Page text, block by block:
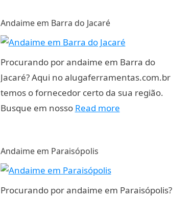
Andaime em Barra do Jacaré
Procurando por andaime em Barra do
Jacaré? Aqui no alugaferramentas.com.br
temos o fornecedor certo da sua região.
Busque em nosso Read more
Andaime em Paraisópolis
Procurando por andaime em Paraisópolis?